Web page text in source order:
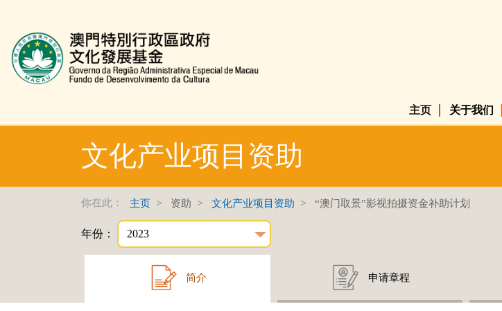
文化发展基金网页
主页 关于我们
文化产业项目资助
你在此： 主页 资助 文化产业项目资助 “澳门取景”影视拍摄资金补助计划
年份：
简介 申请章程